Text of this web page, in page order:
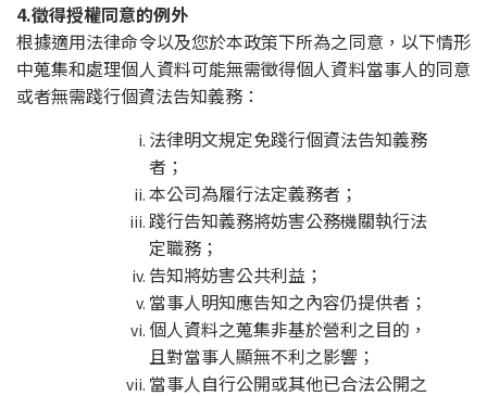
4.徵得授權同意的例外
根據適用法律命令以及您於本政策下所為之同意，以下情形
中蒐集和處理個人資料可能無需徵得個人資料當事人的同意
或者無需踐行個資法告知義務：
法律明文規定免踐行個資法告知義務
者；
本公司為履行法定義務者；
踐行告知義務將妨害公務機關執行法
定職務；
告知將妨害公共利益；
當事人明知應告知之內容仍提供者；
個人資料之蒐集非基於營利之目的，
且對當事人顯無不利之影響；
當事人自行公開或其他已合法公開之